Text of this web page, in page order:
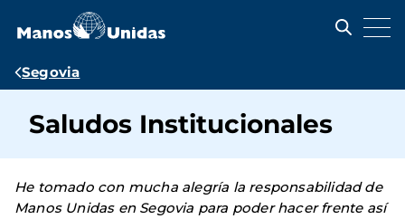
contenido
Ruta
navegación
Segovia
Saludos Institucionales
He tomado con mucha alegría la responsabilidad de
Manos Unidas en Segovia para poder hacer frente así